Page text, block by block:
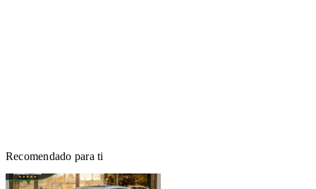
Recomendado para ti